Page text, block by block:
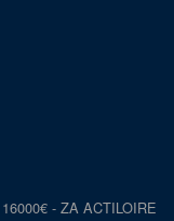
- ZA ACTILOIRE